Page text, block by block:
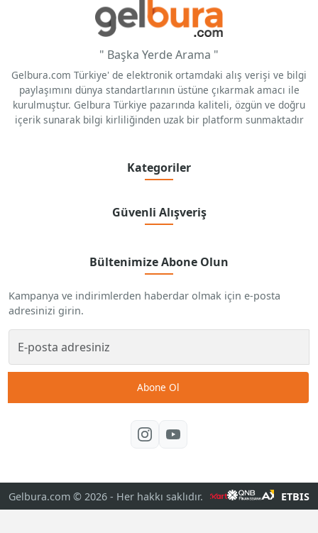
" Başka Yerde Arama "
Gelbura.com Türkiye' de elektronik ortamdaki alış verişi ve bilgi
paylaşımını dünya standartlarının üstüne çıkarmak amacı ile
kurulmuştur. Gelbura Türkiye pazarında kaliteli, özgün ve doğru
içerik sunarak bilgi kirliliğinden uzak bir platform sunmaktadır
Kategoriler
Güvenli Alışveriş
Bültenimize Abone Olun
Kampanya ve indirimlerden haberdar olmak için e-posta
adresinizi girin.
Abone Ol
Gelbura.com © 2026 - Her hakkı saklıdır. ETBIS